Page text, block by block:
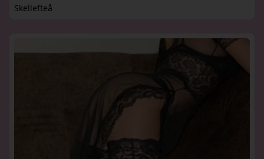
Skellefteå